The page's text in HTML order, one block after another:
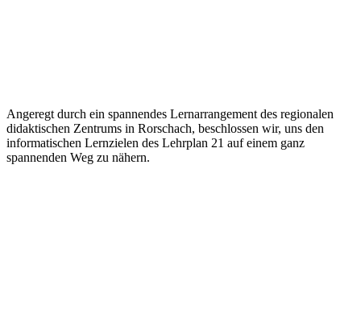
Angeregt durch ein spannendes Lernarrangement des regionalen
didaktischen Zentrums in Rorschach, beschlossen wir, uns den
informatischen Lernzielen des Lehrplan 21 auf einem ganz
spannenden Weg zu nähern.